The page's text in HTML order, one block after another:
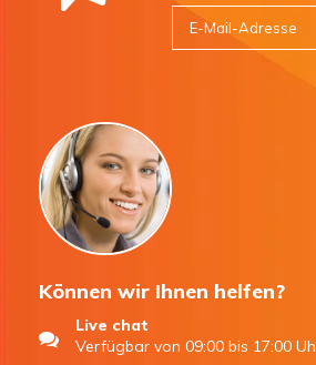
Können wir Ihnen helfen?
Live chat
Verfügbar von 09:00 bis 17:00